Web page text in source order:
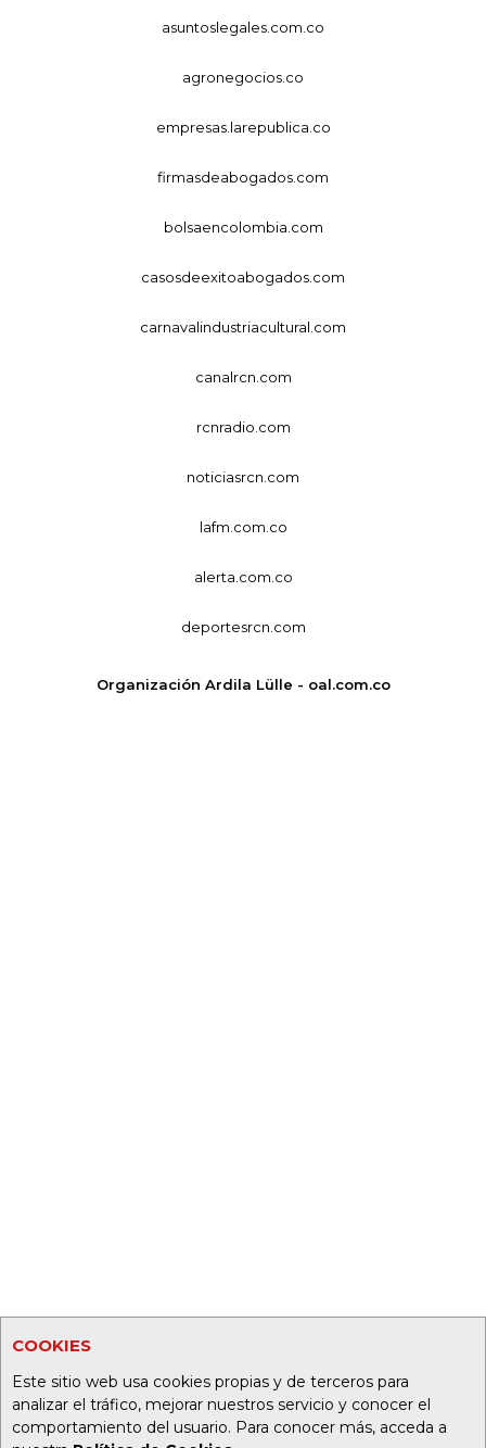
COOKIES
Este sitio web usa cookies propias y de terceros para
analizar el tráfico, mejorar nuestros servicio y conocer el
comportamiento del usuario. Para conocer más, acceda a
asuntoslegales.com.co
agronegocios.co
empresas.larepublica.co
firmasdeabogados.com
bolsaencolombia.com
casosdeexitoabogados.com
carnavalindustriacultural.com
canalrcn.com
rcnradio.com
noticiasrcn.com
lafm.com.co
alerta.com.co
deportesrcn.com
Organización Ardila Lülle - oal.com.co